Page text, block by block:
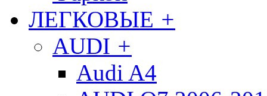
ЛЕГКОВЫЕ +
AUDI +
Audi A4